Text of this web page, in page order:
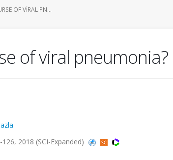
OF VIRAL PN...
of viral pneumonia?
2018 (SCI-Expanded)